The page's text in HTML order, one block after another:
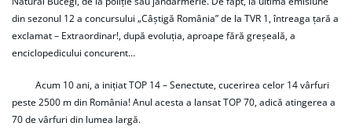
din sezonul 12 a concursului „Câștigă România” de la TVR 1, întreaga țară a
exclamat – Extraordinar!, după evoluția, aproape fără greșeală, a
enciclopedicului concurent…
Acum 10 ani, a inițiat TOP 14 – Senectute, cucerirea celor 14 vârfuri
peste 2500 m din România! Anul acesta a lansat TOP 70, adică atingerea a
70 de vârfuri din lumea largă.